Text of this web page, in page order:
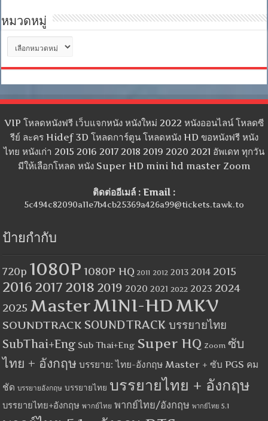
หมวดหมู่
หมู่
VIP โหลดหนังฟรี เว็บแจกหนัง หนังใหม่ 2022 หนังออนไลน์ โหลดซี
รีย์ ละคร Hidef 3D โหลดการ์ตูน โหลดหนัง HD ขอหนังฟรี หนัง
ไทย หนังเก่า 2015 2016 2017 2018 2019 2020 2021 อัพเดท ทุกวัน
มีให้เลือกโหลด หนัง Super HD mini hd master Zoom
ติดต่ออีเมล์ : Email :
5c494c82090a11e7b4cb25369a426a99@tickets.tawk.to
ป้ายกำกับ
720p 1080P 1080P HQ 2011 2012 2013 2014 2015
2016 2017 2018 2019 2020 2021 2022 2023 2024
2025 MasterMINI-HDMKV
SOUNDTRACK SOUNDTRACK บรรยายไทย
SubThai+Eng Sub Thai+Eng Super HQ Zoom ซับ
ไทย + อังกฤษ บรรยาย: ไทย-อังกฤษ Master + ซับ PGS คม
ชัด บรรยายอังกฤษ บรรยายไทย บรรยายไทย + อังกฤษ
บรรยายไทย+อังกฤษ พากย์ไทย พากย์ไทย/อังกฤษ พากย์ไทย 5.1